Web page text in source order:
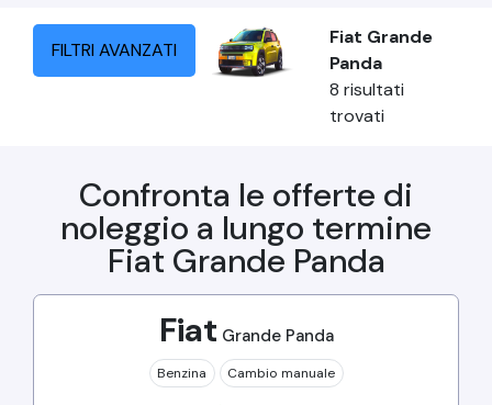
FILTRI AVANZATI
Fiat Grande
Panda
8 risultati
trovati
Confronta le offerte di
noleggio a lungo termine
Fiat Grande Panda
Fiat Grande Panda
Benzina Cambio manuale